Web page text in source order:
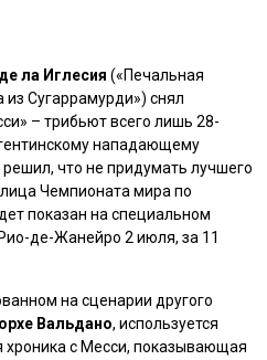
ла Иглесия («Печальная
Сугаррамурди») снял
– трибьют всего лишь 28-
нападающему
решил, что не придумать лучшего
Чемпионата мира по
показан на специальном
де-Жанейро 2 июля, за 11
на сценарии другого
Вальдано, используется
хроника с Месси, показывающая